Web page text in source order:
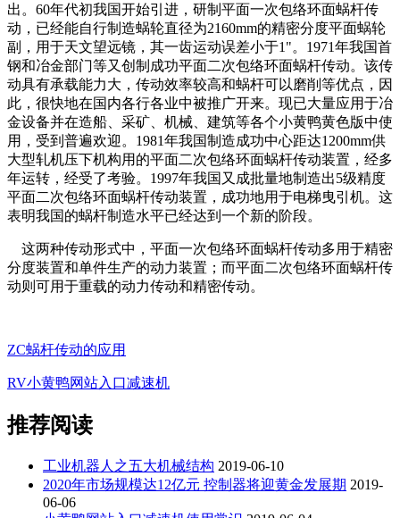
出。60年代初我国开始引进，研制平面一次包络环面蜗杆传
动，已经能自行制造蜗轮直径为2160mm的精密分度平面蜗轮
副，用于天文望远镜，其一齿运动误差小于1"。1971年我国首
钢和冶金部门等又创制成功平面二次包络环面蜗杆传动。该传
动具有承载能力大，传动效率较高和蜗杆可以磨削等优点，因
此，很快地在国内各行各业中被推广开来。现已大量应用于冶
金设备并在造船、采矿、机械、建筑等各个小黄鸭黄色版中使
用，受到普遍欢迎。1981年我国制造成功中心距达1200mm供
大型轧机压下机构用的平面二次包络环面蜗杆传动装置，经多
年运转，经受了考验。1997年我国又成批量地制造出5级精度
平面二次包络环面蜗杆传动装置，成功地用于电梯曳引机。这
表明我国的蜗杆制造水平已经达到一个新的阶段。
这两种传动形式中，平面一次包络环面蜗杆传动多用于精密
分度装置和单件生产的动力装置；而平面二次包络环面蜗杆传
动则可用于重载的动力传动和精密传动。
ZC蜗杆传动的应用
RV小黄鸭网站入口减速机
推荐阅读
工业机器人之五大机械结构 2019-06-10
2020年市场规模达12亿元 控制器将迎黄金发展期 2019-
06-06